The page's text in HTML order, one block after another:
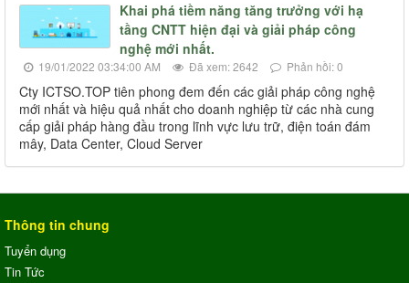
Khai phá tiềm năng tăng trưởng với hạ
tầng CNTT hiện đại và giải pháp công
nghệ mới nhất.
19/01/2022 03:34:00 AM Đã xem: 2642 Phản hồi: 0
Cty ICTSO.TOP tiên phong đem đến các giải pháp công nghệ
mới nhất và hiệu quả nhất cho doanh nghiệp từ các nhà cung
cấp giải pháp hàng đầu trong lĩnh vực lưu trữ, điện toán đám
mây, Data Center, Cloud Server
Thông tin chung
Tuyển dụng
Tin Tức